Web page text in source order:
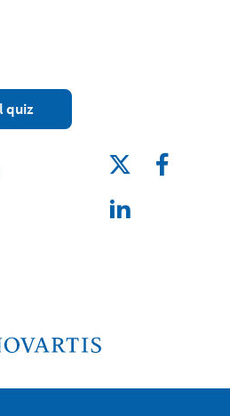
quiz